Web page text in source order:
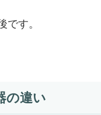
す。
の違い